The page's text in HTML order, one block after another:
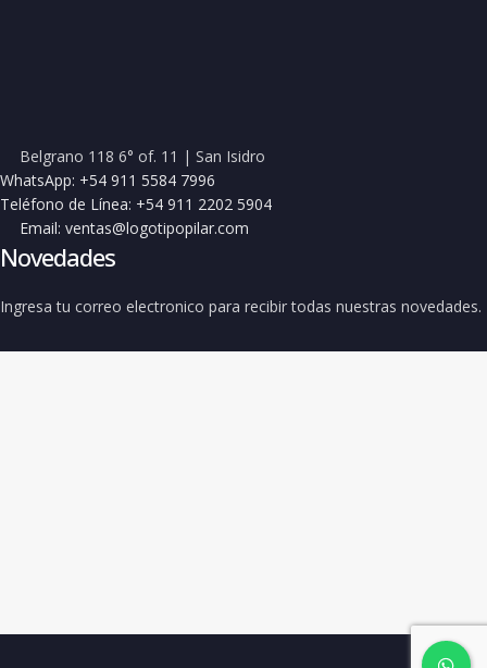
Belgrano 118 6° of. 11 | San Isidro
WhatsApp: +54 911 5584 7996
Teléfono de Línea: +54 911 2202 5904
Email: ventas@logotipopilar.com
Novedades
Ingresa tu correo electronico para recibir todas nuestras novedades.